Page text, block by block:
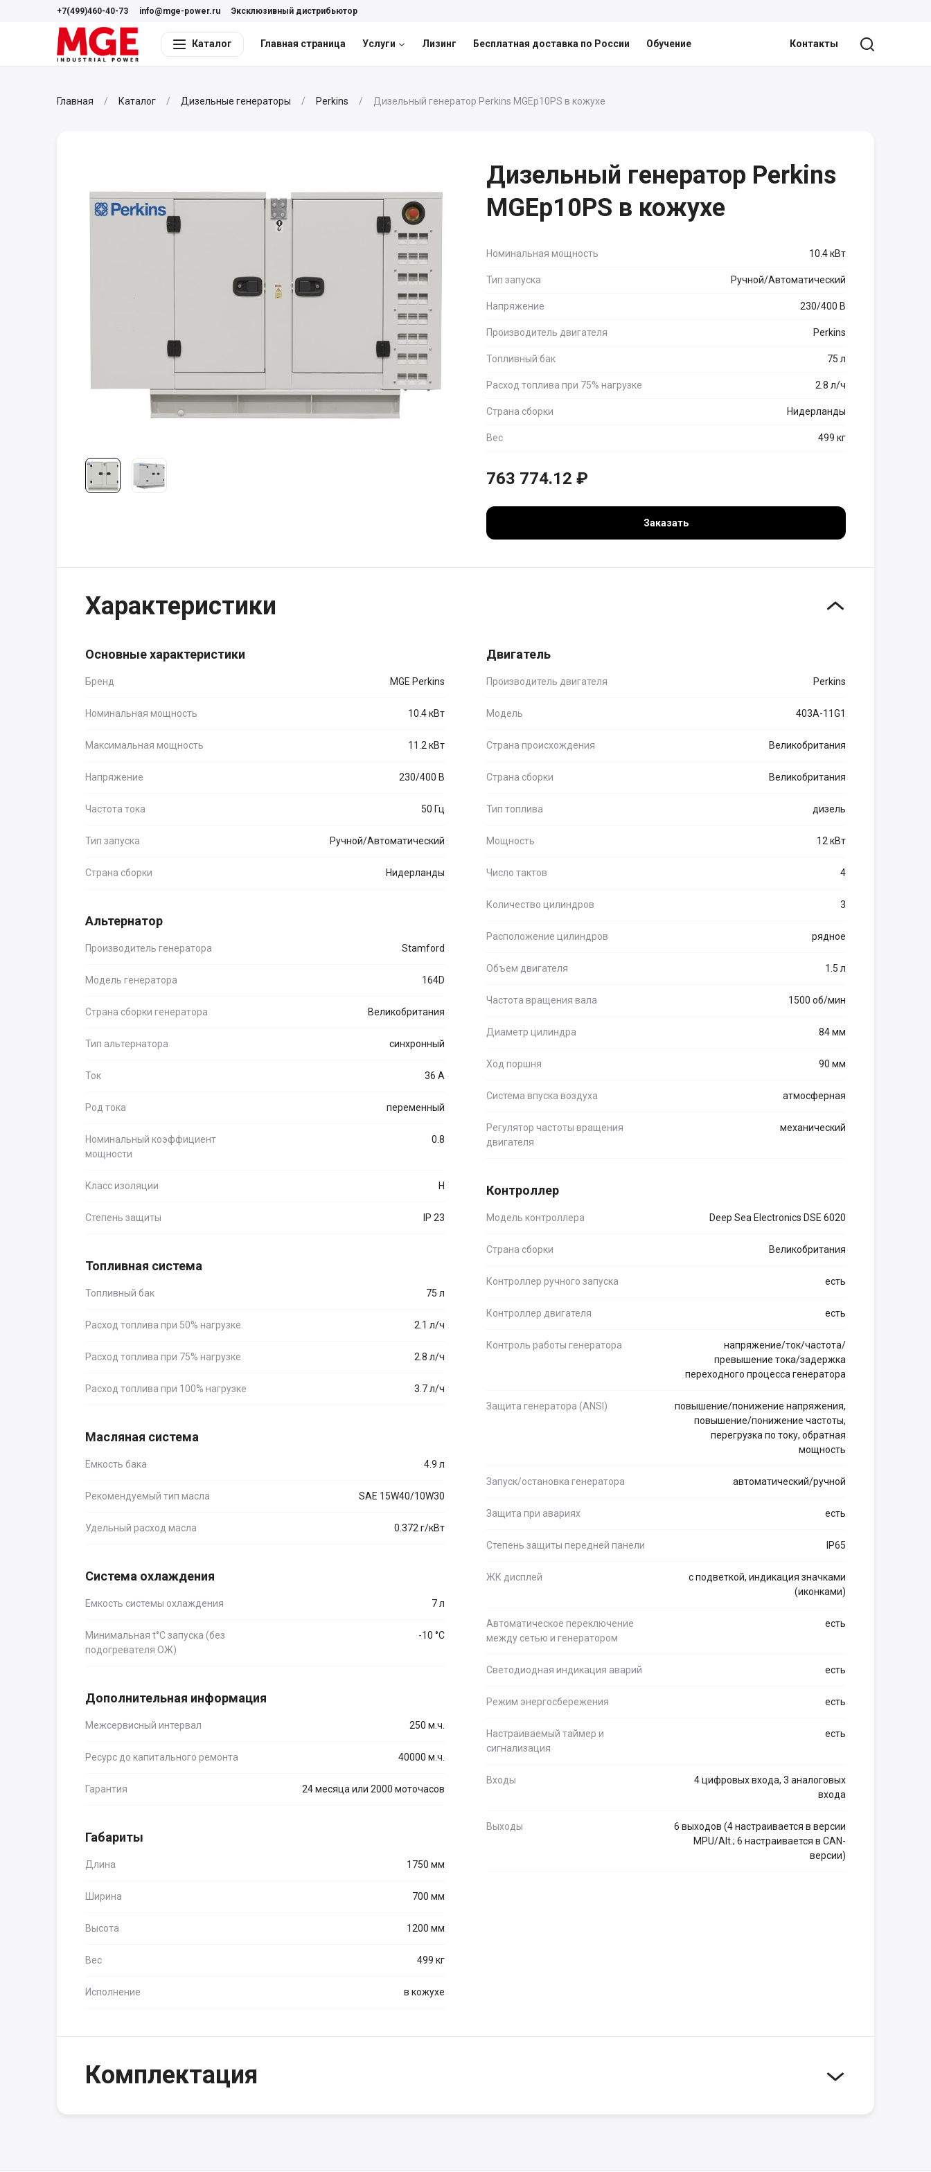
+7(499)460-40-73 info@mge-power.ru Эксклюзивный дистрибьютор
Каталог Главная страница Услуги Лизинг Бесплатная доставка по России Обучение Контакты
Главная Каталог Дизельные генераторы Perkins Дизельный генератор Perkins MGEp10PS в кожухе
Дизельный генератор Perkins
MGEp10PS в кожухе
Номинальная мощность 10.4 кВт
Тип запуска Ручной/Автоматический
Напряжение 230/400 В
Производитель двигателя Perkins
Топливный бак 75 л
Расход топлива при 75% нагрузке 2.8 л/ч
Страна сборки Нидерланды
Вес 499 кг
763 774.12 ₽
Заказать
Характеристики
Основные характеристики
Бренд MGE Perkins
Номинальная мощность 10.4 кВт
Максимальная мощность 11.2 кВт
Напряжение 230/400 В
Частота тока 50 Гц
Тип запуска Ручной/Автоматический
Страна сборки Нидерланды
Двигатель
Производитель двигателя Perkins
Модель 403A-11G1
Страна происхождения Великобритания
Страна сборки Великобритания
Тип топлива дизель
Мощность 12 кВт
Число тактов 4
Количество цилиндров 3
Расположение цилиндров рядное
Объем двигателя 1.5 л
Частота вращения вала 1500 об/мин
Диаметр цилиндра 84 мм
Ход поршня 90 мм
Система впуска воздуха атмосферная
Регулятор частоты вращения
двигателя
механический
Альтернатор
Производитель генератора Stamford
Модель генератора 164D
Страна сборки генератора Великобритания
Тип альтернатора синхронный
Ток 36 А
Род тока переменный
Номинальный коэффициент
мощности
0.8
Класс изоляции H
Степень защиты IP 23
Контроллер
Модель контроллера Deep Sea Electronics DSE 6020
Страна сборки Великобритания
Контроллер ручного запуска есть
Контроллер двигателя есть
Контроль работы генератора
напряжение/ток/частота/
превышение тока/задержка
переходного процесса генератора
Защита генератора (ANSI)
повышение/понижение напряжения,
повышение/понижение частоты,
перегрузка по току, обратная
мощность
Запуск/остановка генератора автоматический/ручной
Защита при авариях есть
Степень защиты передней панели IP65
ЖК дисплей
с подветкой, индикация значками
(иконками)
Автоматическое переключение
между сетью и генератором
есть
Светодиодная индикация аварий есть
Режим энергосбережения есть
Настраиваемый таймер и
сигнализация
есть
Входы
4 цифровых входа, 3 аналоговых
входа
Выходы
6 выходов (4 настраивается в версии
MPU/Alt.; 6 настраивается в CAN-
версии)
Топливная система
Топливный бак 75 л
Расход топлива при 50% нагрузке 2.1 л/ч
Расход топлива при 75% нагрузке 2.8 л/ч
Расход топлива при 100% нагрузке 3.7 л/ч
Масляная система
Ёмкость бака 4.9 л
Рекомендуемый тип масла SAE 15W40/10W30
Удельный расход масла 0.372 г/кВт
Система охлаждения
Емкость системы охлаждения 7 л
Минимальная t°С запуска (без
подогревателя ОЖ)
-10 °С
Дополнительная информация
Межсервисный интервал 250 м.ч.
Ресурс до капитального ремонта 40000 м.ч.
Гарантия 24 месяца или 2000 моточасов
Габариты
Длина 1750 мм
Ширина 700 мм
Высота 1200 мм
Вес 499 кг
Исполнение в кожухе
Комплектация